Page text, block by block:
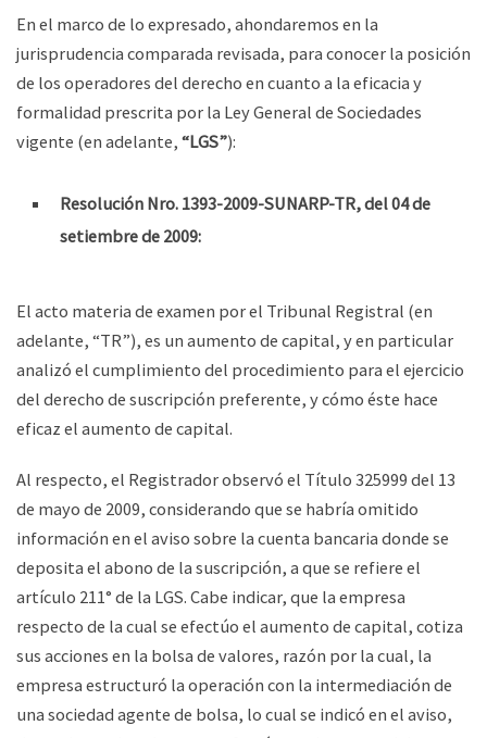
En el marco de lo expresado, ahondaremos en la
jurisprudencia comparada revisada, para conocer la posición
de los operadores del derecho en cuanto a la eficacia y
formalidad prescrita por la Ley General de Sociedades
vigente (en adelante, “LGS”):
Resolución Nro. 1393-2009-SUNARP-TR, del 04 de
setiembre de 2009:
El acto materia de examen por el Tribunal Registral (en
adelante, “TR”), es un aumento de capital, y en particular
analizó el cumplimiento del procedimiento para el ejercicio
del derecho de suscripción preferente, y cómo éste hace
eficaz el aumento de capital.
Al respecto, el Registrador observó el Título 325999 del 13
de mayo de 2009, considerando que se habría omitido
información en el aviso sobre la cuenta bancaria donde se
deposita el abono de la suscripción, a que se refiere el
artículo 211° de la LGS. Cabe indicar, que la empresa
respecto de la cual se efectúo el aumento de capital, cotiza
sus acciones en la bolsa de valores, razón por la cual, la
empresa estructuró la operación con la intermediación de
una sociedad agente de bolsa, lo cual se indicó en el aviso,